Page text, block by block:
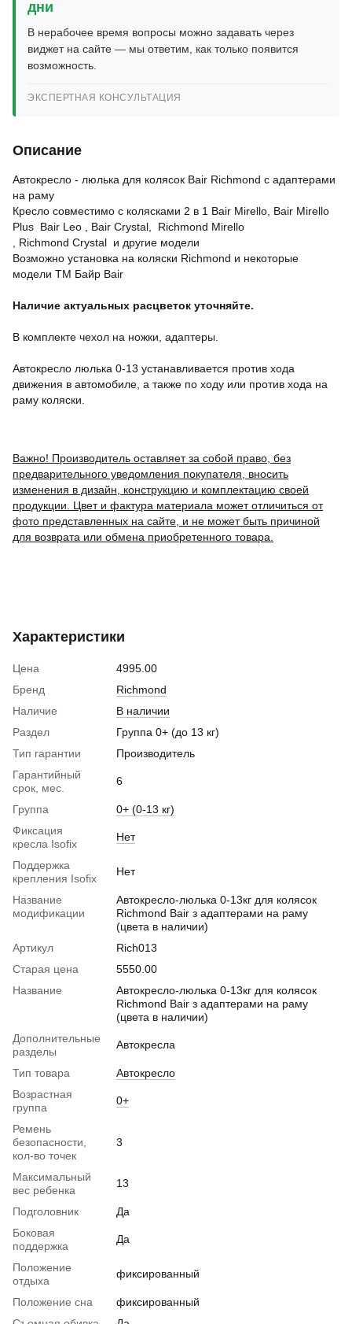
дни
В нерабочее время вопросы можно задавать через
виджет на сайте — мы ответим, как только появится
возможность.
ЭКСПЕРТНАЯ КОНСУЛЬТАЦИЯ
Описание
Автокресло - люлька для колясок Bair Richmond c адаптерами
на раму
Кресло совместимо с колясками 2 в 1 Bair Mirello, Bair Mirello
Plus Bair Leo , Bair Crystal, Richmond Mirello
, Richmond Crystal и другие модели
Возможно установка на коляски Richmond и некоторые
модели ТМ Байр Bair
Наличие актуальных расцветок уточняйте.
В комплекте чехол на ножки, адаптеры.
Автокресло люлька 0-13 устанавливается против хода
движения в автомобиле, а также по ходу или против хода на
раму коляски.
Важно! Производитель оставляет за собой право, без
предварительного уведомления покупателя, вносить
изменения в дизайн, конструкцию и комплектацию своей
продукции. Цвет и фактура материала может отличиться от
фото представленных на сайте, и не может быть причиной
для возврата или обмена приобретенного товара.
Характеристики
Цена
4995.00
Бренд
Richmond
Наличие
В наличии
Раздел
Группа 0+ (до 13 кг)
Тип гарантии
Производитель
Гарантийный
срок, мес.
6
Группа
0+ (0-13 кг)
Фиксация
кресла Isofix
Нет
Поддержка
крепления Isofix
Нет
Название
модификации
Автокресло-люлька 0-13кг для колясок
Richmond Bair з адаптерами на раму
(цвета в наличии)
Артикул
Rich013
Старая цена
5550.00
Название
Автокресло-люлька 0-13кг для колясок
Richmond Bair з адаптерами на раму
(цвета в наличии)
Дополнительные
разделы
Автокресла
Тип товара
Автокресло
Возрастная
группа
0+
Ремень
безопасности,
кол-во точек
3
Максимальный
вес ребенка
13
Подголовник
Да
Боковая
поддержка
Да
Положение
отдыха
фиксированный
Положение сна
фиксированный